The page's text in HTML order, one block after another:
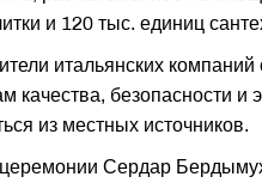
и 120 тыс. единиц
итальянских
качества, безопасности
из местных источников.
Сердар